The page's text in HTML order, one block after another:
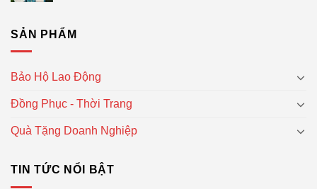
SẢN PHẨM
Bảo Hộ Lao Động
Đồng Phục - Thời Trang
Quà Tặng Doanh Nghiệp
TIN TỨC NỔI BẬT